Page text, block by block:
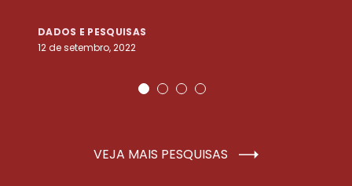
DADOS E PESQUISAS
12 de setembro, 2022
VEJA MAIS PESQUISAS